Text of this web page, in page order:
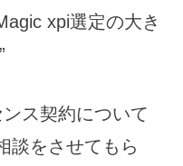
xpi選定の大き
ス契約について
談をさせてもら